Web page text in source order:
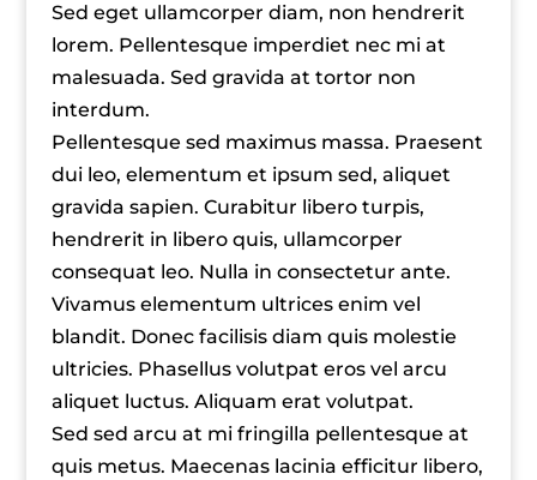
Sed eget ullamcorper diam, non hendrerit
lorem. Pellentesque imperdiet nec mi at
malesuada. Sed gravida at tortor non
interdum.
Pellentesque sed maximus massa. Praesent
dui leo, elementum et ipsum sed, aliquet
gravida sapien. Curabitur libero turpis,
hendrerit in libero quis, ullamcorper
consequat leo. Nulla in consectetur ante.
Vivamus elementum ultrices enim vel
blandit. Donec facilisis diam quis molestie
ultricies. Phasellus volutpat eros vel arcu
aliquet luctus. Aliquam erat volutpat.
Sed sed arcu at mi fringilla pellentesque at
quis metus. Maecenas lacinia efficitur libero,